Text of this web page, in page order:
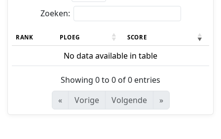
Zoeken:
RANK PLOEG SCORE
No data available in table
Showing 0 to 0 of 0 entries
«
Vorige Volgende »